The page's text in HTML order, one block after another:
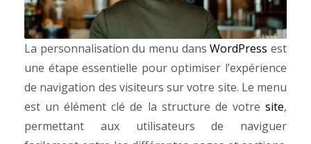
La personnalisation du menu dansWordPressest
une étape essentielle pour optimiser l’expérience
de navigation des visiteurs sur votre site. Le menu
est un élément clé de la structure de votre site,
permettant aux utilisateurs de naviguer